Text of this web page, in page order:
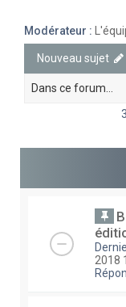
Modérateur :
Nouveau sujet
2018